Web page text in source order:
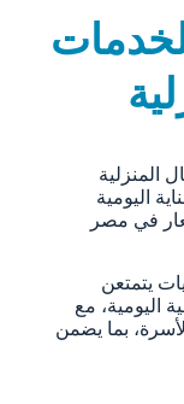
المنزلية
اليومية
في مصر
يتمتعن
اليومية، مع
بما يضمن